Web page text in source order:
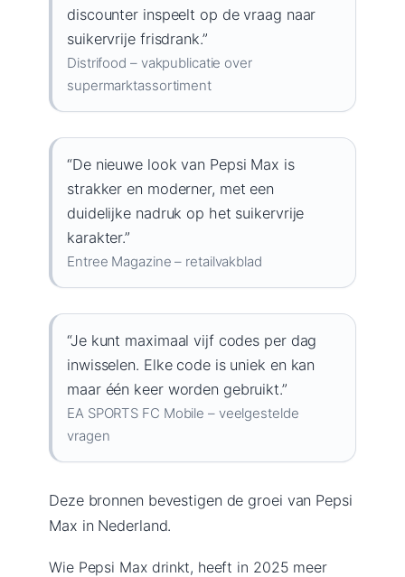
discounter inspeelt op de vraag naar
suikervrije frisdrank.”
Distrifood – vakpublicatie over
supermarktassortiment
“De nieuwe look van Pepsi Max is
strakker en moderner, met een
duidelijke nadruk op het suikervrije
karakter.”
Entree Magazine – retailvakblad
“Je kunt maximaal vijf codes per dag
inwisselen. Elke code is uniek en kan
maar één keer worden gebruikt.”
EA SPORTS FC Mobile – veelgestelde
vragen
Deze bronnen bevestigen de groei van Pepsi
Max in Nederland.
Wie Pepsi Max drinkt, heeft in 2025 meer